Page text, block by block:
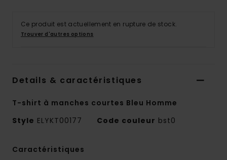
Ce produit est actuellement en rupture de stock.
Trouver d'autres options
Details & caractéristiques
T-shirt à manches courtes Bleu Homme
Style ELYKT00177 Code couleur bst0
Caractéristiques